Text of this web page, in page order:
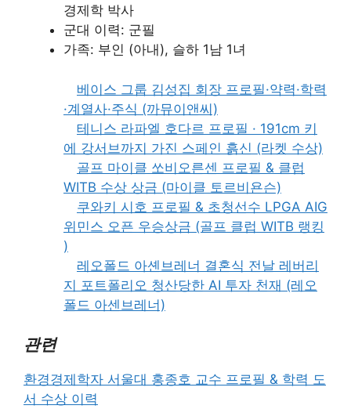
경제학 박사
군대 이력: 군필
가족: 부인 (아내), 슬하 1남 1녀
베이스 그룹 김성집 회장 프로필·약력·학력
·계열사·주식 (까뮤이앤씨)
테니스 라파엘 호다르 프로필 · 191cm 키
에 강서브까지 가진 스페인 흙신 (라켓 수상)
골프 마이클 쏘비오른센 프로필 & 클럽
WITB 수상 상금 (마이클 토르비욘슨)
쿠와키 시호 프로필 & 초청선수 LPGA AIG
위민스 오픈 우승상금 (골프 클럽 WITB 랭킹
)
레오폴드 아셴브레너 결혼식 전날 레버리
지 포트폴리오 청산당한 AI 투자 천재 (레오
폴드 아센브레너)
관련
환경경제학자 서울대 홍종호 교수 프로필 & 학력 도
서 수상 이력